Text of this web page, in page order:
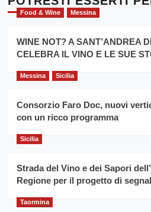
evento
per
la
filiera
grano
Giarre
Montesalice
per
il
anno
Franco
Caruso
Food & Wine Messina
WINE NOT? A SANT’ANDREA
CELEBRA IL VINO E LE SUE
Messina Sicilia
Consorzio Faro Doc, nuovi
con un ricco programma
Sicilia
Strada del Vino e dei Sapori
Regione per il progetto di
Taormina